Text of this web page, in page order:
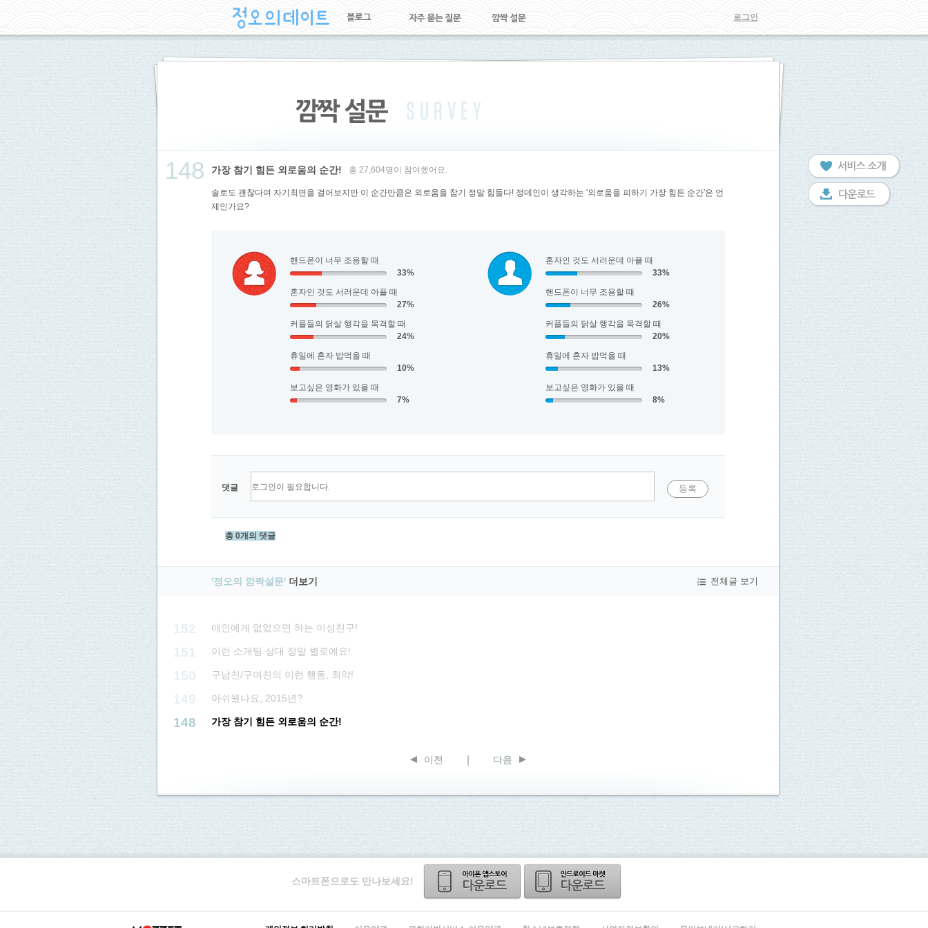
로그인
148 가장 참기 힘든 외로움의 순간! 총 27,604명이 참여했어요.
솔로도 괜찮다며 자기최면을 걸어보지만 이 순간만큼은 외로움을 참기 정말 힘들다! 정데인이 생각하는 '외로움을 피하기 가장 힘든 순간'은 언
제인가요?
핸드폰이 너무 조용할 때
33%
혼자인 것도 서러운데 아플 때
27%
커플들의 닭살 행각을 목격할 때
24%
휴일에 혼자 밥먹을 때
10%
보고싶은 영화가 있을 때
7%
혼자인 것도 서러운데 아플 때
33%
핸드폰이 너무 조용할 때
26%
커플들의 닭살 행각을 목격할 때
20%
휴일에 혼자 밥먹을 때
13%
보고싶은 영화가 있을 때
8%
댓글 등록
총 0개의 댓글
'정오의 깜짝설문' 더보기 전체글 보기
애인에게 없었으면 하는 이성친구!
이런 소개팅 상대 정말 별로에요!
구남친/구여친의 이런 행동, 최악!
아쉬웠나요, 2015년?
148 가장 참기 힘든 외로움의 순간!
이전 다음
스마트폰으로도 만나보세요!